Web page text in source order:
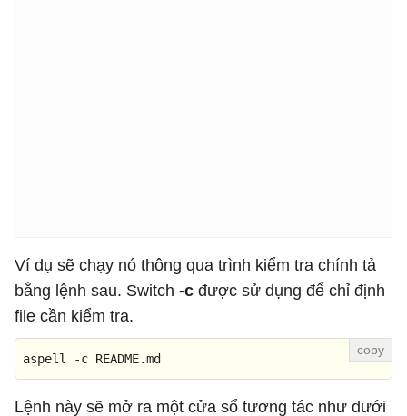
Ví dụ sẽ chạy nó thông qua trình kiểm tra chính tả
bằng lệnh sau. Switch -c được sử dụng để chỉ định
file cần kiểm tra.
aspell -c README.md
Lệnh này sẽ mở ra một cửa sổ tương tác như dưới